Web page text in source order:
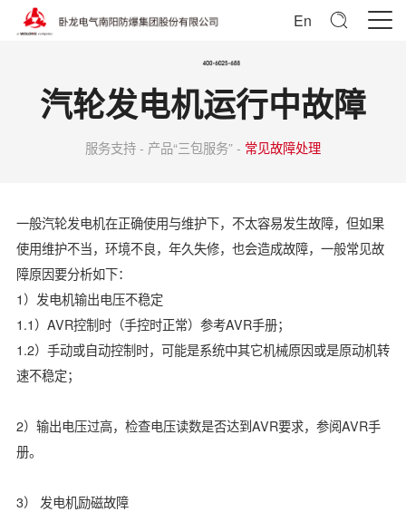
En
汽轮发电机运行中故障
服务支持 - 产品“三包服务” - 常见故障处理
一般汽轮发电机在正确使用与维护下，不太容易发生故障，但如果
使用维护不当，环境不良，年久失修，也会造成故障，一般常见故
障原因要分析如下：
1）发电机输出电压不稳定
1.1）AVR控制时（手控时正常）参考AVR手册；
1.2）手动或自动控制时，可能是系统中其它机械原因或是原动机转
速不稳定；
2）输出电压过高，检查电压读数是否达到AVR要求，参阅AVR手
册。
3） 发电机励磁故障